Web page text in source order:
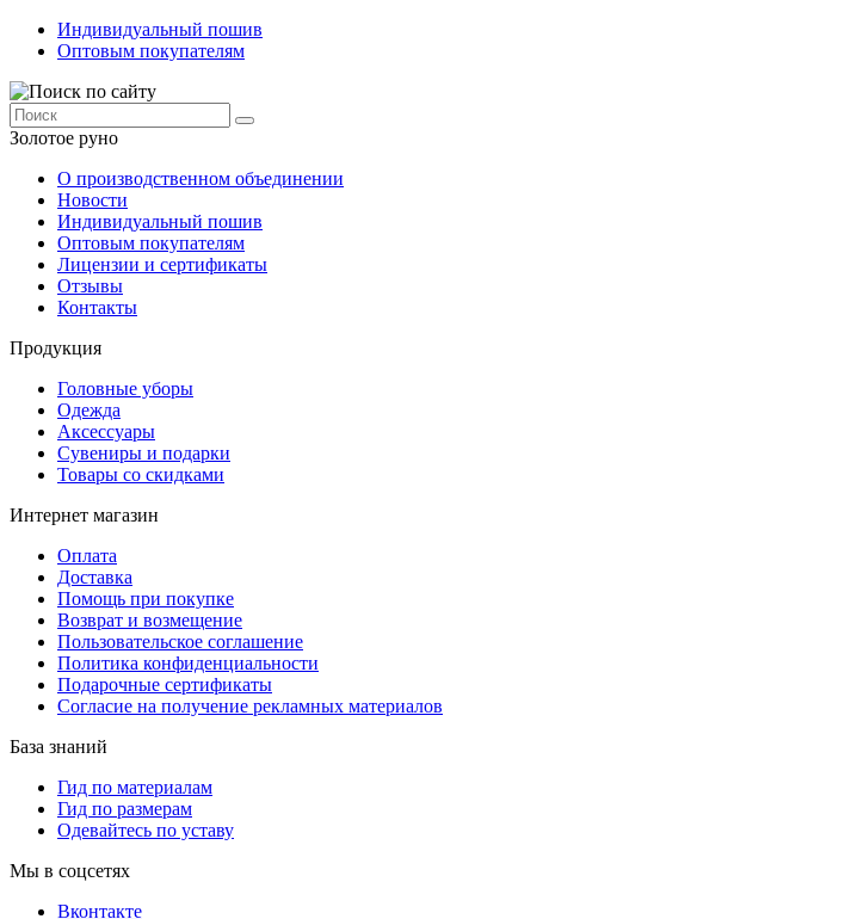
Индивидуальный пошив
Оптовым покупателям
Золотое руно
О производственном объединении
Новости
Индивидуальный пошив
Оптовым покупателям
Лицензии и сертификаты
Отзывы
Контакты
Продукция
Головные уборы
Одежда
Аксессуары
Сувениры и подарки
Товары со скидками
Интернет магазин
Оплата
Доставка
Помощь при покупке
Возврат и возмещение
Пользовательское соглашение
Политика конфиденциальности
Подарочные сертификаты
Согласие на получение рекламных материалов
База знаний
Гид по материалам
Гид по размерам
Одевайтесь по уставу
Мы в соцсетях
Вконтакте